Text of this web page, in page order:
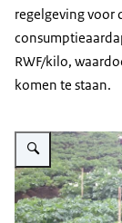
regelgeving voor
RWF/kilo,
komen te staan.
Vergroot afbeelding